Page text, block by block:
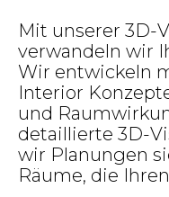
Mit unserer 3D-
verwandeln wir
Wir entwickeln
Interior
und
detaillierte 3D-
wir Planungen
Räume, die